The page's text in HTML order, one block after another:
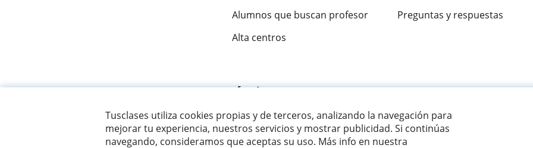
Tusclases utiliza cookies propias y de terceros, analizando la navegación para
mejorar tu experiencia, nuestros servicios y mostrar publicidad. Si continúas
navegando, consideramos que aceptas su uso. Más info en nuestra
Alumnos que buscan profesor
Alta centros
Preguntas y respuestas
Fantástica 9,5/10 ★★★★★
© 2007 - 2026 Tusclases.co